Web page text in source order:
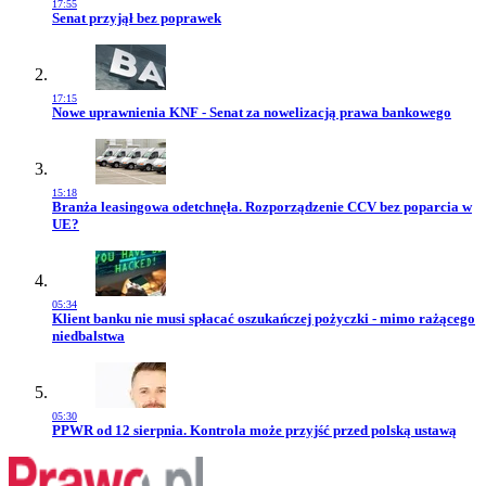
17:55
Przejdź do artykułu:
Senat przyjął bez poprawek
17:15
Przejdź do artykułu:
Nowe uprawnienia KNF - Senat za nowelizacją prawa bankowego
15:18
Przejdź do artykułu:
Branża leasingowa odetchnęła. Rozporządzenie CCV bez poparcia w
UE?
05:34
Przejdź do artykułu:
Klient banku nie musi spłacać oszukańczej pożyczki - mimo rażącego
niedbalstwa
05:30
Przejdź do artykułu:
PPWR od 12 sierpnia. Kontrola może przyjść przed polską ustawą